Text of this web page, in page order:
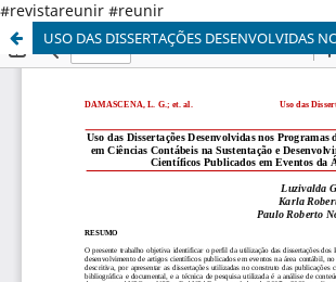
#revistareunir #reunir